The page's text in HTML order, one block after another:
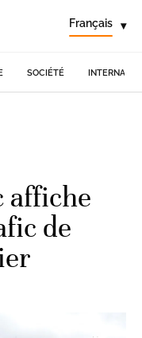
Français ▾
SOCIÉTÉ
affiche
de